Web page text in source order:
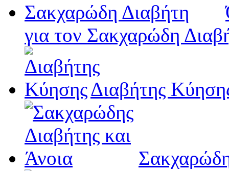
για τον Σακχαρώδη
Διαβήτης